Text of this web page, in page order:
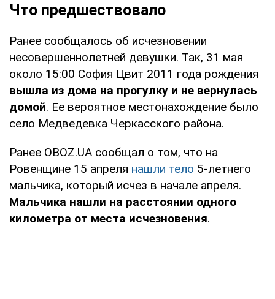
Что предшествовало
Ранее сообщалось об исчезновении
несовершеннолетней девушки. Так, 31 мая
около 15:00 София Цвит 2011 года рождения
вышла из дома на прогулку и не вернулась
домой. Ее вероятное местонахождение было
село Медведевка Черкасского района.
Ранее OBOZ.UA сообщал о том, что на
Ровенщине 15 апреля нашли тело 5-летнего
мальчика, который исчез в начале апреля.
Мальчика нашли на расстоянии одного
километра от места исчезновения.